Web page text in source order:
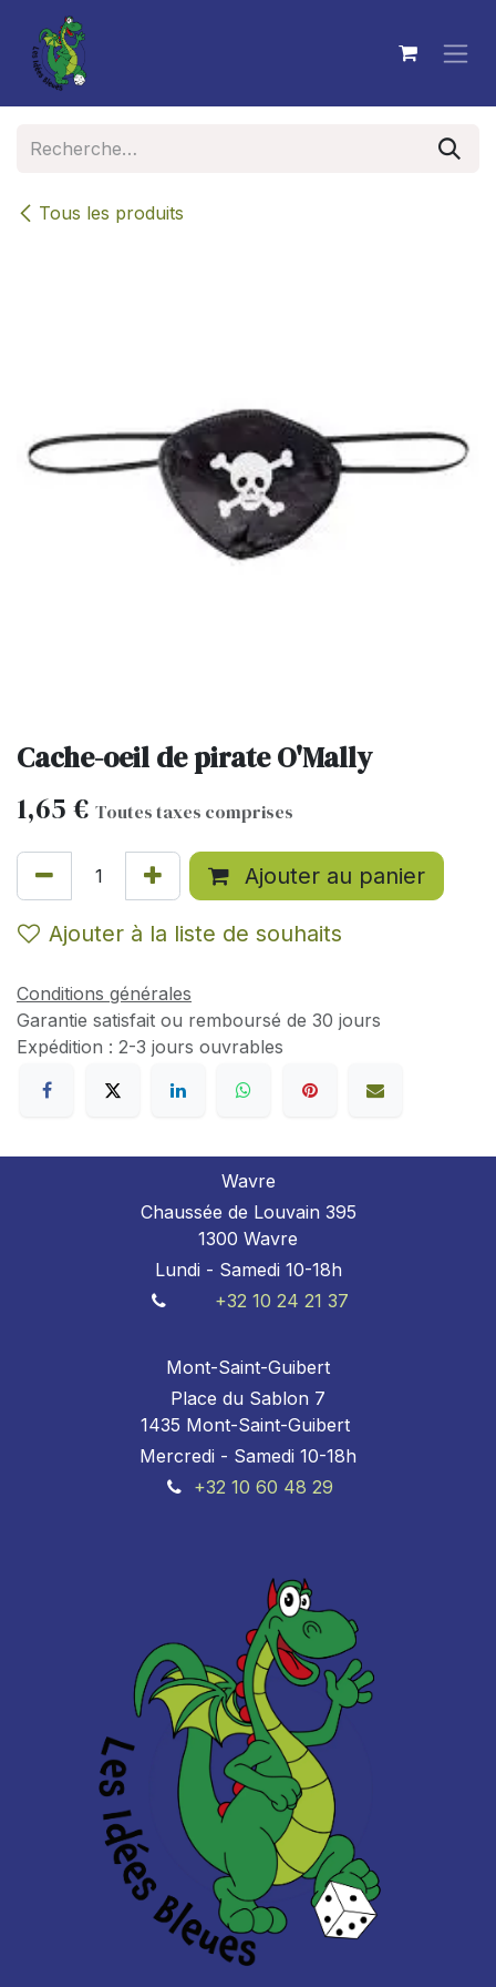
Se rendre au contenu
Tous les produits
Cache-oeil de pirate O'Mally
1,65 € Toutes taxes comprises
Ajouter au panier
Ajouter à la liste de souhaits
Conditions générales
Garantie satisfait ou remboursé de 30 jours
Expédition : 2-3 jours ouvrables
Wavre
Chaussée de Louvain 395
1300 Wavre
Lundi - Samedi 10-18h
+32 10 24 21 37
Mont-Saint-Guibert
Place du Sablon 7
1435 Mont-Saint-Guibert
Mercredi - Samedi 10-18h
+32 10 60 48 29